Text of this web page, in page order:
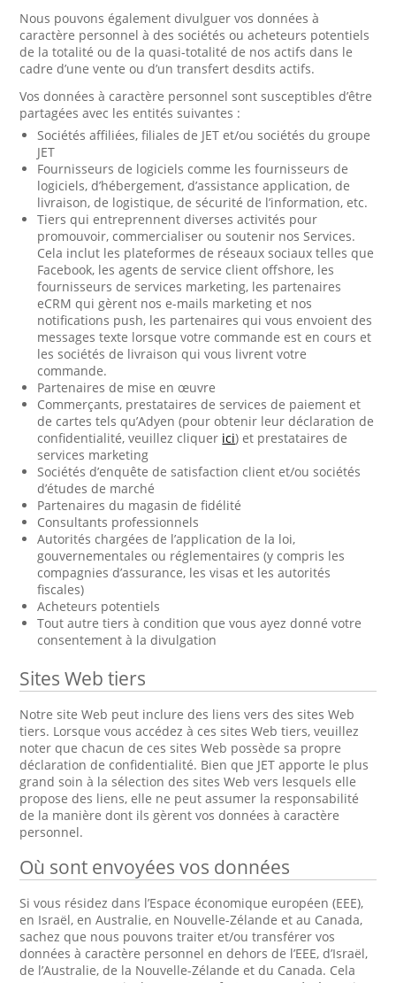
Nous pouvons également divulguer vos données à
caractère personnel à des sociétés ou acheteurs potentiels
de la totalité ou de la quasi-totalité de nos actifs dans le
cadre d’une vente ou d’un transfert desdits actifs.
Vos données à caractère personnel sont susceptibles d’être
partagées avec les entités suivantes :
Sociétés affiliées, filiales de JET et/ou sociétés du groupe
JET
Fournisseurs de logiciels comme les fournisseurs de
logiciels, d’hébergement, d’assistance application, de
livraison, de logistique, de sécurité de l’information, etc.
Tiers qui entreprennent diverses activités pour
promouvoir, commercialiser ou soutenir nos Services.
Cela inclut les plateformes de réseaux sociaux telles que
Facebook, les agents de service client offshore, les
fournisseurs de services marketing, les partenaires
eCRM qui gèrent nos e-mails marketing et nos
notifications push, les partenaires qui vous envoient des
messages texte lorsque votre commande est en cours et
les sociétés de livraison qui vous livrent votre
commande.
Partenaires de mise en œuvre
Commerçants, prestataires de services de paiement et
de cartes tels qu’Adyen (pour obtenir leur déclaration de
confidentialité, veuillez cliquer ici) et prestataires de
services marketing
Sociétés d’enquête de satisfaction client et/ou sociétés
d’études de marché
Partenaires du magasin de fidélité
Consultants professionnels
Autorités chargées de l’application de la loi,
gouvernementales ou réglementaires (y compris les
compagnies d’assurance, les visas et les autorités
fiscales)
Acheteurs potentiels
Tout autre tiers à condition que vous ayez donné votre
consentement à la divulgation
Sites Web tiers
Notre site Web peut inclure des liens vers des sites Web
tiers. Lorsque vous accédez à ces sites Web tiers, veuillez
noter que chacun de ces sites Web possède sa propre
déclaration de confidentialité. Bien que JET apporte le plus
grand soin à la sélection des sites Web vers lesquels elle
propose des liens, elle ne peut assumer la responsabilité
de la manière dont ils gèrent vos données à caractère
personnel.
Où sont envoyées vos données
Si vous résidez dans l’Espace économique européen (EEE),
en Israël, en Australie, en Nouvelle-Zélande et au Canada,
sachez que nous pouvons traiter et/ou transférer vos
données à caractère personnel en dehors de l’EEE, d’Israël,
de l’Australie, de la Nouvelle-Zélande et du Canada. Cela